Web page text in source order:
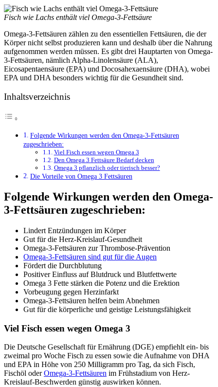
Fisch wie Lachs enthält viel Omega-3-Fettsäure
Omega-3-Fettsäuren zählen zu den essentiellen Fettsäuren, die der
Körper nicht selbst produzieren kann und deshalb über die Nahrung
aufgenommen werden müssen. Es gibt drei Hauptarten von Omega-
3-Fettsäuren, nämlich Alpha-Linolensäure (ALA),
Eicosapentaensäure (EPA) und Docosahexaensäure (DHA), wobei
EPA und DHA besonders wichtig für die Gesundheit sind.
Inhaltsverzeichnis
Folgende Wirkungen werden den Omega-3-Fettsäuren
zugeschrieben:
Viel Fisch essen wegen Omega 3
Den Omega 3 Fettsäure Bedarf decken
Omega 3 pflanzlich oder tierisch besser?
Die Vorteile von Omega 3 Fettsäuren
Folgende Wirkungen werden den Omega-
3-Fettsäuren zugeschrieben:
Lindert Entzündungen im Körper
Gut für die Herz-Kreislauf-Gesundheit
Omega-3-Fettsäuren zur Thrombose-Prävention
Omega-3-Fettsäuren sind gut für die Augen
Fördert die Durchblutung
Positiver Einfluss auf Blutdruck und Blutfettwerte
Omega 3 Fette stärken die Potenz und die Erektion
Vorbeugung gegen Herzinfarkt
Omega-3-Fettsäuren helfen beim Abnehmen
Gut für die körperliche und geistige Leistungsfähigkeit
Viel Fisch essen wegen Omega 3
Die Deutsche Gesellschaft für Ernährung (DGE) empfiehlt ein- bis
zweimal pro Woche Fisch zu essen sowie die Aufnahme von DHA
und EPA in Höhe von 250 Milligramm pro Tag, da sich Fisch,
Fischöl oderOmega-3-Fettsäuren im Frühstadium von Herz-
Kreislauf-Beschwerden günstig auswirken können.